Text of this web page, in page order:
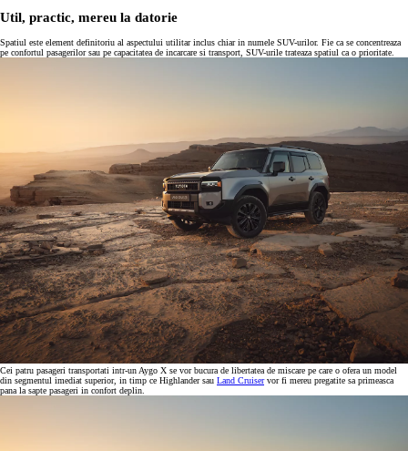
Util, practic, mereu la datorie
Spatiul este element definitoriu al aspectului utilitar inclus chiar in numele SUV-urilor. Fie ca se concentreaza
pe confortul pasagerilor sau pe capacitatea de incarcare si transport, SUV-urile trateaza spatiul ca o prioritate.
Cei patru pasageri transportati intr-un Aygo X se vor bucura de libertatea de miscare pe care o ofera un model
din segmentul imediat superior, in timp ce Highlander sau Land Cruiservor fi mereu pregatite sa primeasca
pana la sapte pasageri in confort deplin.